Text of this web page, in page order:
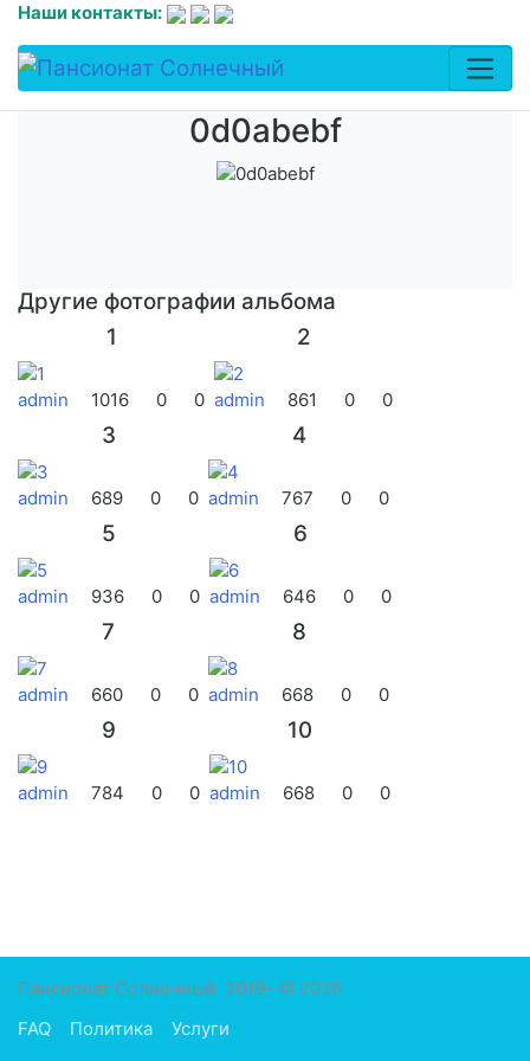
Наши контакты:
0d0abebf
Другие фотографии альбома
1
admin 1016 0 0
2
admin 861 0 0
3
admin 689 0 0
4
admin 767 0 0
5
admin 936 0 0
6
admin 646 0 0
7
admin 660 0 0
8
admin 668 0 0
9
admin 784 0 0
10
admin 668 0 0
Пансионат Солнечный 2019- © 2026
FAQ
Политика Услуги